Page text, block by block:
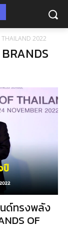
THAILAND 2022
ด์ทรงพลัง
OF